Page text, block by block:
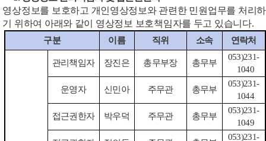
영상정보를 보호하고 개인영상정보와 관련한 민원업무를 처리하
기 위하여 아래와 같이 영상정보 보호책임자를 두고 있습니다.
구분 이름 직위 소속 연락처
관리책임자 장진은 총무부장 총무부
053)231-
1040
운영자 신민아 주무관 총무부
053)231-
1044
접근권한자 박우덕 주무관 총무부
053)231-
1049
053)231-